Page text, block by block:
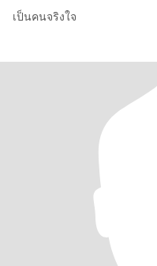
เป็นคนจริงใจ